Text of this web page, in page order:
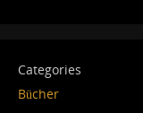
Categories
Bücher